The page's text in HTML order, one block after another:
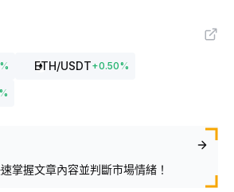
% ETH/USDT+0.50%
%
掌握文章內容並判斷市場情緒！